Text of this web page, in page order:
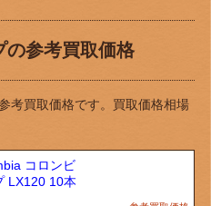
の参考買取価格
考買取価格です。買取価格相場
コロンビ
LX120 10本